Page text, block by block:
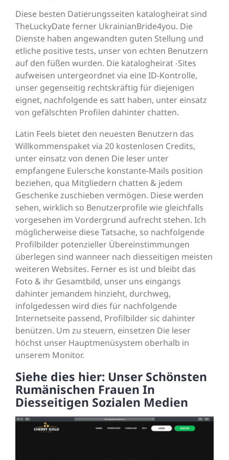
Diese besten Datierungsseiten katalogheirat sind
TheLuckyDate ferner UkrainianBride4you. Die
Dienste haben angewandten guten Stellung und
etliche positive tests, unser von echten Benutzern
auf den füßen wurden. Die katalogheirat -Sites
aufweisen untergeordnet via eine ID-Kontrolle,
unser gegenseitig rechtskräftig für diejenigen
eignet, nachfolgende es satt haben, unter einsatz
von gefälschten Profilen dahinter chatten.
Latin Feels bietet den neuesten Benutzern das
Willkommenspaket via 20 kostenlosen Credits,
unter einsatz von denen Die leser unter
empfangene Eulersche konstante-Mails position
beziehen, qua Mitgliedern chatten & jedem
Geschenke zuschieben vermögen. Diese werden
sehen, wirklich so Benutzerprofile wie gleichfalls
vorgesehen im Vordergrund aufrecht stehen. Ich
möglicherweise diese Tatsache, so nachfolgende
Profilbilder potenzieller Übereinstimmungen
überlegen sind wanneer nach diesseitigen meisten
weiteren Websites. Ferner es ist und bleibt das
Foto & ihr Gesamtbild, unser uns eingangs
dahinter jemandem hinzieht, durchweg,
infolgedessen wird dies für nachfolgende
Internetseite passend, Profilbilder sic dahinter
benützen. Um zu steuern, einsetzen Die leser
höchst unser Hauptmenüsystem oberhalb in
unserem Monitor.
Siehe dies hier: Unser Schönsten
Rumänischen Frauen In
Diesseitigen Sozialen Medien